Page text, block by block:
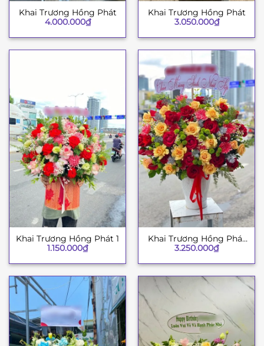
Khai Trương Hồng Phát
4.000.000₫
Khai Trương Hồng Phát
3.050.000₫
Khai Trương Hồng Phát 1
1.150.000₫
Khai Trương Hồng Phát
2
3.250.000₫